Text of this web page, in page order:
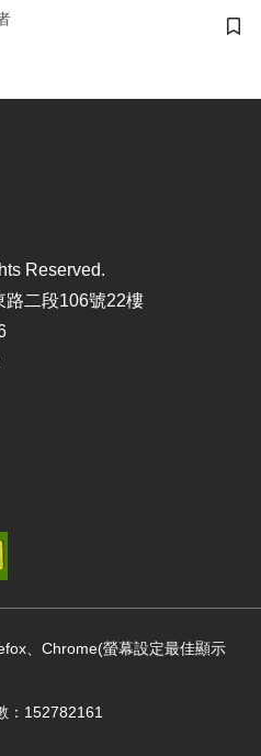
儲
Reserved.
路二段106號22樓
、Chrome(螢幕設定最佳顯示
：152782161